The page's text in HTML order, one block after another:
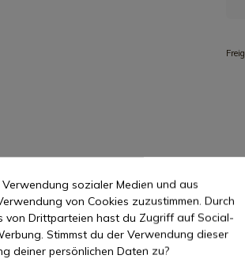
sozialer Medien und aus
von Cookies zuzustimmen. Durch
von Drittparteien hast du Zugriff auf Social-
Stimmst du der Verwendung dieser
deiner persönlichen Daten zu?